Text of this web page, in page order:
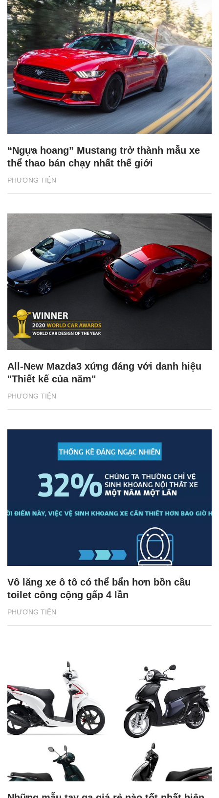
PHƯƠNG TIỆN
“Ngựa hoang” Mustang trở thành mẫu xe
thể thao bán chạy nhất thế giới
PHƯƠNG TIỆN
All-New Mazda3 xứng đáng với danh hiệu
"Thiết kế của năm"
PHƯƠNG TIỆN
Vô lăng xe ô tô có thể bẩn hơn bồn cầu
toilet công cộng gấp 4 lần